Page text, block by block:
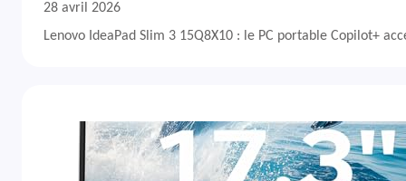
28 avril 2026
Lenovo IdeaPad Slim 3 15Q8X10 : le PC portable Copilot+